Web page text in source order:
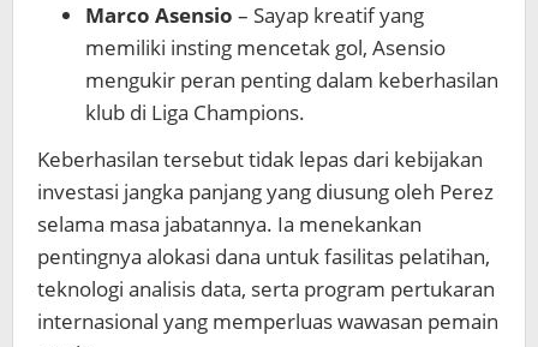
Marco Asensio – Sayap kreatif yang
memiliki insting mencetak gol, Asensio
mengukir peran penting dalam keberhasilan
klub di Liga Champions.
Keberhasilan tersebut tidak lepas dari kebijakan
investasi jangka panjang yang diusung oleh Perez
selama masa jabatannya. Ia menekankan
pentingnya alokasi dana untuk fasilitas pelatihan,
teknologi analisis data, serta program pertukaran
internasional yang memperluas wawasan pemain